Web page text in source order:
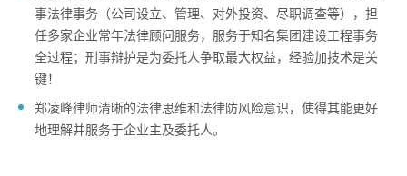
事法律事务（公司设立、管理、对外投资、尽职调查等），担
任多家企业常年法律顾问服务，服务于知名集团建设工程事务
全过程；刑事辩护是为委托人争取最大权益，经验加技术是关
键！
郑凌峰律师清晰的法律思维和法律防风险意识，使得其能更好
地理解并服务于企业主及委托人。